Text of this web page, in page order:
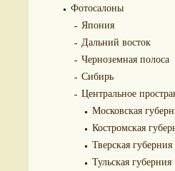
Фотосалоны
Япония
Дальний восток
Черноземная полоса
Сибирь
Центральное
Московская
Костромская
Тверская губерния
Тульская губерния